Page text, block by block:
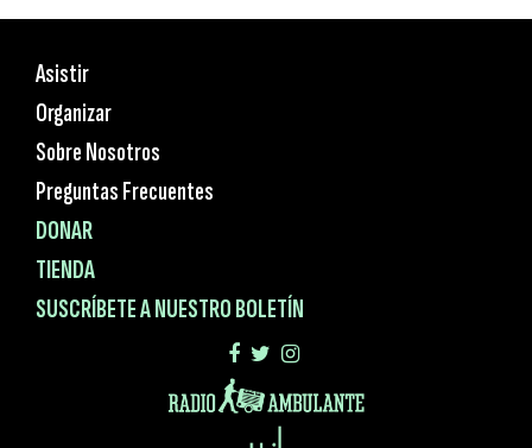
Asistir
Organizar
Sobre Nosotros
Preguntas Frecuentes
DONAR
TIENDA
SUSCRÍBETE A NUESTRO BOLETÍN